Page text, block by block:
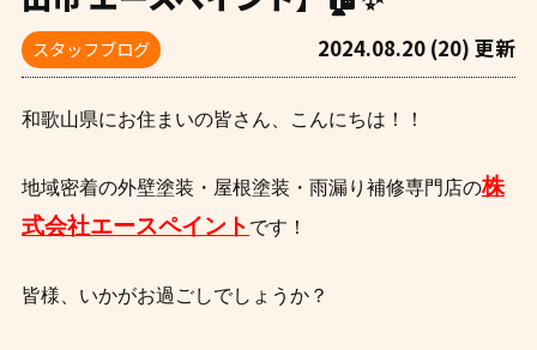
スタッフブログ 2024.08.20 (20) 更新
和歌山県にお住まいの皆さん、こんにちは！！
地域密着の外壁塗装・屋根塗装・雨漏り補修専門店の株
式会社エースペイント です！
皆様、いかがお過ごしでしょうか？